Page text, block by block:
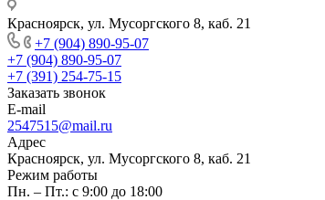
Красноярск, ул. Мусоргского 8, каб. 21
+7 (904) 890-95-07
+7 (904) 890-95-07
+7 (391) 254-75-15
Заказать звонок
E-mail
2547515@mail.ru
Адрес
Красноярск, ул. Мусоргского 8, каб. 21
Режим работы
Пн. – Пт.: с 9:00 до 18:00